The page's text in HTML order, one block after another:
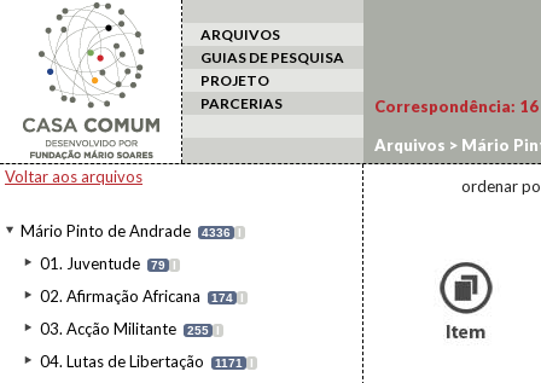
ARQUIVOS
GUIAS DE PESQUISA
PROJETO
PARCERIAS
Voltar aos arquivos
Mário Pinto de Andrade 4336 I
01. Juventude 79 I
02. Afirmação Africana 174 I
03. Acção Militante 255 I
04. Lutas de Libertação 1171 I
Correspondência: 16
Arquivos > Mário
ordenar